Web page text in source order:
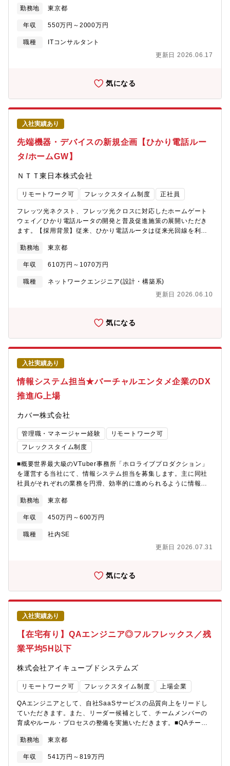
設計の両輪で牽引できる方・品質（安定性・性能）に強いこだわ
技術的に噛み合うコミュニケーションができる方
はIT部門に任せておけば良い事柄ではなく、ビジネス目標を達成
するために戦略的に検討すべき事柄になってきました。現行の踏
襲ではなく、大胆かつ柔軟にテクノロジーを活用することで、企
業の成長を実現する戦略を立案することが求められています。テ
ブの幅広い知見を持って、成長のための戦略的ロードマップを
一員を担っていただきます。【業務内容】※志向や適正を配慮
し、担当いただくフェーズをご相談して決めていきます。■戦略・
構想フェーズ・現行踏襲ではなく、大胆かつ柔軟にテクノロジー
を活用し、企業の成長を実現する戦略の立案・テクノロジー・戦
略・業務・AI・データ・クリエイティブの幅広い知見を持って、
成長のための戦略的ロードマップをCXOとともに設計■要件定義・
ソリューション選定フェーズ・生成AIやエージェントAIなどを組
み込んだアーキテクチャの刷新が求められている中で、クライア
ントのビジネス目標やシステム状況に鑑みて、数多あるソリュー
計・選定■システム構築・実行支援フェーズ・構想で目指す要件を
さまざまな制約の中で実現するためのシステム機能設計・構築・
システムリリース後の更なるビジネス成長に向けて、高度化・進
おける、新規事業開発に向けたテクノロジー活用の構想・実行計
画策定・通販事業会社における、顧客コミュニケーションの全面
改革に向けたシステム全体像の構想・計画策定・伴走PMO・消費
財企業における、生成AIを活用したコンテンツ自動生成＆PDCA
社における、新たなB2B営業モデルの構築に向けたシステム構
に向けたビジネス・システム構想・官公庁における、国民および
職員向けサービスの実装に向けたシステムアーキ検討・システム
る、オンラインコンテンツと物販の融合した新業態の実現
勤務地 東京都
年収 550万円～2000万円
職種
ITコンサルタント
更新日 2026.06.17
気になる
入社実績あり
先端機器・デバイスの新規企画【ひかり電話ルー
タ/ホームGW】
ＮＴＴ東日本株式会社
リモートワーク可 フレックスタイム制度 正社員
フレッツ光ネクスト、フレッツ光クロスに対応したホームゲート
ウェイ／ひかり電話ルータの開発と普及促進施策の展開いただき
ます。【採用背景】従来、ひかり電話ルータは従来光回線を利用
た。しかし、ゲームや家電、各種IoT機器がインターネットに繋が
ようになってきている中で、さらに高速かつ安定した通信性能や
最新の無線規格の搭載、各種通信デバイスとの連携など、お客様
宅内の中心的な役割が求められています。このような中で、競合
め、新たな知見や目線での考え方やアイディアが必要不可欠であ
用が必須と考えております。【具体的な職務内容】■最新のWi-Fi
規格を実装した端末の開発と検証の実施フレッツサービスの戦略
を実現するための端末設計要綱の作成、開発ベンダとの体制構
築、各種検証業務の実施■フレッツサービスをご利用いただくお客
様の利便性向上を目的としたホームゲートウェイ／ひかり電話ル
ータの開発宅内設置環境の省スペース化の実現に向けた光回線終
端装置（ONU）と連携した研究的施策の実施■お客様宅内の物理
的ネットワーク構成やWi-Fi環境の可視化に向けた開発お客様宅に
設置されているWi-Fi機器やルータなどのIT機器の利用データを収
ブルの防止・解決を支援するサービスの実現に向けた検討【配属
組織】ビジネス開発本部 CXビジネス部 情報機器担当【同ポジ
ションの魅力】■最先端技術の習得と応用ひかり電話ルータの開発
業務では、最新の通信技術やネットワークプロトコルに関する知
識を習得し、それを応用する機会が豊富です。例えば、Wi-Fi
6（802.11ax）やメッシュネットワーク、セキュリティプロトコ
ルなど、最先端技術を取り扱うことができます。■高度な問題解決
能力の養成ルータの開発には、複雑な問題を解決するための高度
ーマンスの最適化など、多岐にわたる課題に取り組むことで、問
題解決能力を養うことができます。■市場ニーズに応える製品開発
の需要も高まっています。市場ニーズに応える製品を開発するこ
とで、多くのユーザーに価値を提供し、社会に貢献することがで
り入れることが求められます。イノベーションを推進し、新しい
機能やサービスを開発することで、業界をリードする存在となる
ことができます。【同社の魅力】■地域課題の解決・地方創生に貢
献同社は、「地域の未来を支えるソーシャルイノベーション企
業」を目指し、地域の課題解決に取り組み、新しい事業展開、一
層の成長に向けたプロジェクトに多数取り組んでおります。新た
な市場で、既成概念にとらわれない新たな発想で、熱い想いを持
って、パートナー会社と共に事業創造を推進できる環境がござい
ます。■社会的影響力大同社では新たなビジネスの種を成長させる
のNTTグループトータルのアセットを活用した新規事業創出及び
創出した事業の拡大にチャレンジすることができます。
勤務地 東京都
年収 610万円～1070万円
職種
ネットワークエンジニア(設計・構築系)
更新日 2026.06.10
気になる
入社実績あり
情報システム担当★バーチャルエンタメ企業のDX
推進/G上場
カバー株式会社
管理職・マネージャー経験
リモートワーク可
フレックスタイム制度
■概要世界最大級のVTuber事務所「ホロライブプロダクション」
を運営する当社にて、情報システム担当を募集します。主に同社
社員がそれぞれの業務を円滑、効率的に進められるように情報端
す。タレントサポート、グッズ制作、ライブ制作、クリエイティ
ブ、開発など部署の種類が多岐に渡るため、幅広い業務システム
の知見が身につくポジションです。■業務内容・各種業務ツール・
情報端末の選定、導入、運用、管理・シャドーITの回収及び運用
し、効率化・自動化の実行各部署からのツールやアプリケーショ
す。例えば、部署からの依頼には「その要件を叶えるには依頼さ
れているツールではなく、こちらのツールの方が良いかも」とい
う案件や、抽象度が高い案件もありますので、しっかりとコミュ
ニケーションを取って業務を進行していくことが必要です。アイ
デアを受け入れる社風ですので、気付いたことがあればどんどん
提案してください。■導入したツールの例・Okta・Microsoft
Entra ID・Microsoft Intune・JamfPro■求める人物像・当社の
Valueを理解し、行動に反映できる方・主体的に計画を立て、実行
に移し推進できる方・抽象的な課題を具体化し、標準化まで取り
柔軟に対応できる方・チームで協力して目標達成の経験がある
方・事実と意見を区別し、筋道の通った論理的な思考ができる
方・未完成の環境を前向きに楽しみながら改善に取り組める方・
チーム体制・マネージャー1名・メンバー8名（うち派遣・アルバ
イトが3名）管理本部下にある組織であり、経営層からの理解とサ
ポートを受けられる環境です。セキュリティチームが別途あり、
インシデント対応など連携し行います。
勤務地 東京都
年収 450万円～600万円
職種
社内SE
更新日 2026.07.31
気になる
入社実績あり
【在宅有り】QAエンジニア◎フルフレックス／残
業平均5H以下
株式会社アイキューブドシステムズ
リモートワーク可 フレックスタイム制度 上場企業
QAエンジニアとして、自社SaaSサービスの品質向上をリードし
ていただきます。また、リーダー候補として、チームメンバーの
育成やルール・プロセスの整備を実施いただきます。■QAチーム
の管理■E2Eテスト自動化推進■テストインフラの構築/運用■テス
トプロセスの改善■不具合管理、不具合分析【求める人物像】▼プ
ロダクト面：CLOMOは企業や病院、官公庁、学校などのモバイル
勤務地 東京都
年収 541万円～819万円